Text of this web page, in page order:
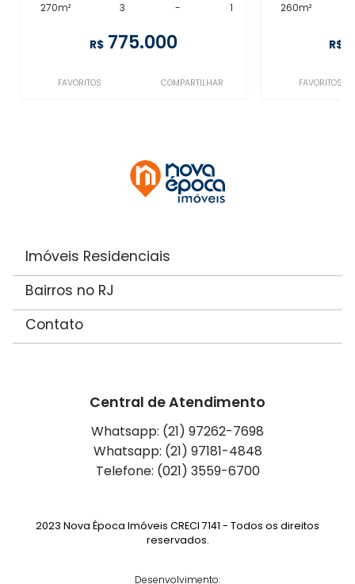
270m² 3 - 1
R$ 775.000
FAVORITOS COMPARTILHAR
260m²
R$
FAVORITOS
Imóveis Residenciais
Bairros no RJ
Contato
Central de Atendimento
Whatsapp: (21) 97262-7698
Whatsapp: (21) 97181-4848
Telefone: (021) 3559-6700
2023 Nova Época Imóveis CRECI 7141 - Todos os direitos
reservados.
Desenvolvimento: